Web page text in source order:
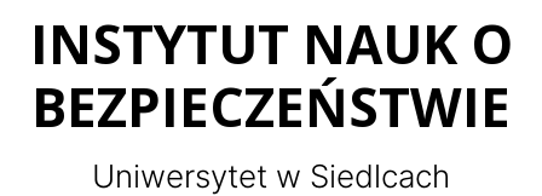
INSTYTUT NAUK O
BEZPIECZEŃSTWIE
Uniwersytet w Siedlcach